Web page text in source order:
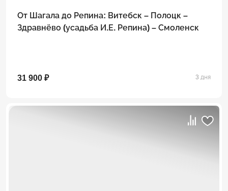
От Шагала до Репина: Витебск – Полоцк –
Здравнёво (усадьба И.Е. Репина) – Смоленск
31 900 ₽ 3 дня